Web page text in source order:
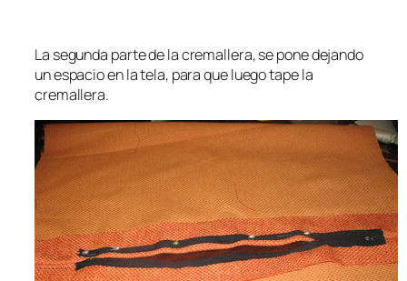
La segunda parte de la cremallera, se pone dejando
un espacio en la tela, para que luego tape la
cremallera.